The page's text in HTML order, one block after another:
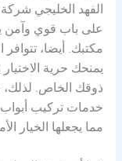
الفهد الخليجي
على باب قوي وآمن
مكتبك. أيضا، تتوافر
يمنحك حرية
ذوقك الخاص. لذلك،
خدمات تركيب أبواب
مما يجعلها الخيار